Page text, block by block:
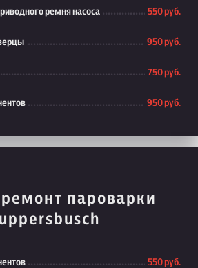
ремня насоса 550 руб.
950 руб.
750 руб.
950 руб.
пароварки
550 руб.